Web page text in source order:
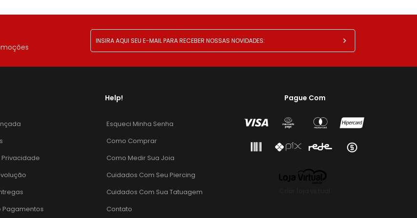
Privacidade
Pagamentos
Help!
Esqueci Minha Senha
Como Comprar
Como Medir Sua Joia
Cuidados Com Seu Piercing
Cuidados Com Sua Tatuagem
Contato
Pague Com